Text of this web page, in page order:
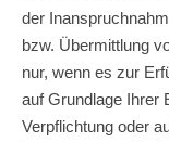
der
bzw. Übermittlung
nur, wenn es zur
auf Grundlage Ihrer
Verpflichtung oder